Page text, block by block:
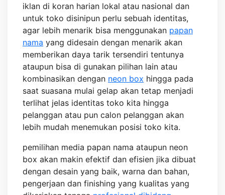
iklan di koran harian lokal atau nasional dan
untuk toko disinipun perlu sebuah identitas,
agar lebih menarik bisa menggunakan papan
nama yang didesain dengan menarik akan
memberikan daya tarik tersendiri tentunya
ataupun bisa di gunakan pilihan lain atau
kombinasikan dengan neon box hingga pada
saat suasana mulai gelap akan tetap menjadi
terlihat jelas identitas toko kita hingga
pelanggan atau pun calon pelanggan akan
lebih mudah menemukan posisi toko kita.
pemilihan media papan nama ataupun neon
box akan makin efektif dan efisien jika dibuat
dengan desain yang baik, warna dan bahan,
pengerjaan dan finishing yang kualitas yang